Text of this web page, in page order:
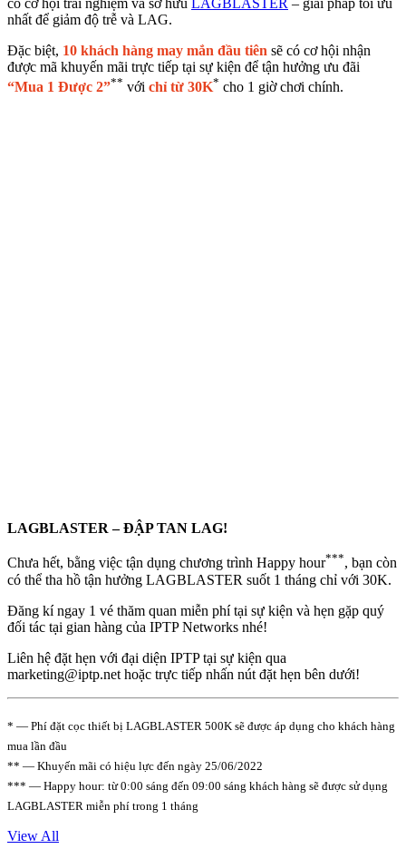
nhất để giảm độ trễ và LAG.
Đặc biệt, 10 khách hàng may mắn đầu tiên sẽ có cơ hội nhận
được mã khuyến mãi trực tiếp tại sự kiện để tận hưởng ưu đãi
“Mua 1 Được 2”** với chỉ từ 30K* cho 1 giờ chơi chính.
LAGBLASTER – ĐẬP TAN LAG!
Chưa hết, bằng việc tận dụng chương trình Happy hour***, bạn còn
có thể tha hồ tận hưởng LAGBLASTER suốt 1 tháng chỉ với 30K.
Đăng kí ngay 1 vé thăm quan miễn phí tại sự kiện và hẹn gặp quý
đối tác tại gian hàng của IPTP Networks nhé!
Liên hệ đặt hẹn với đại diện IPTP tại sự kiện qua
marketing
iptp.net hoặc trực tiếp nhấn nút đặt hẹn bên dưới!
* — Phí đặt cọc thiết bị LAGBLASTER 500K sẽ được áp dụng cho khách hàng
mua lần đầu
** — Khuyến mãi có hiệu lực đến ngày 25/06/2022
*** — Happy hour: từ 0:00 sáng đến 09:00 sáng khách hàng sẽ được sử dụng
LAGBLASTER miễn phí trong 1 tháng
View All